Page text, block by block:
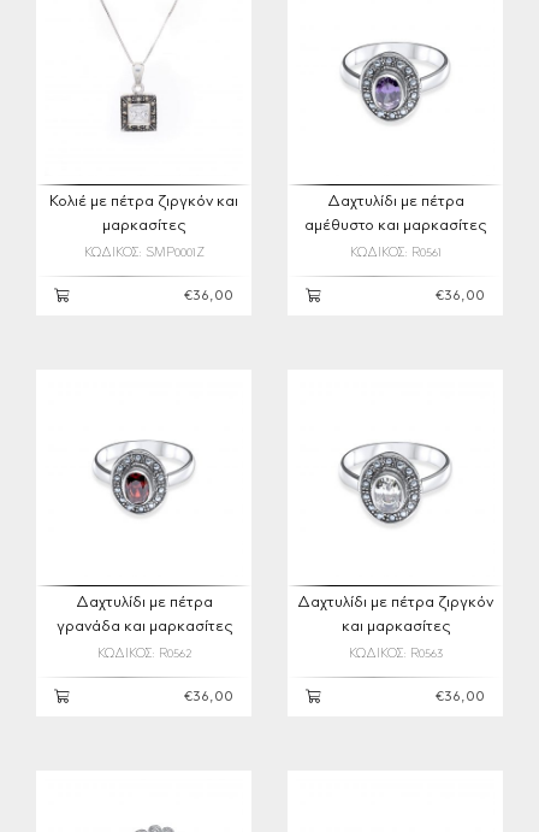
Κολιέ με πέτρα ζιργκόν και
μαρκασίτες
ΚΩΔΙΚΟΣ: SMP0001Z
€36,00
Δαχτυλίδι με πέτρα
αμέθυστο και μαρκασίτες
ΚΩΔΙΚΟΣ: R0561
€36,00
Δαχτυλίδι με πέτρα
γρανάδα και μαρκασίτες
ΚΩΔΙΚΟΣ: R0562
€36,00
Δαχτυλίδι με πέτρα ζιργκόν
και μαρκασίτες
ΚΩΔΙΚΟΣ: R0563
€36,00